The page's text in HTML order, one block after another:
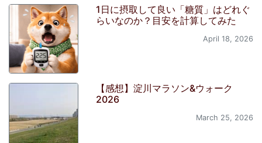
1日に摂取して良い「糖質」はどれぐ
らいなのか？目安を計算してみた
April 18, 2026
【感想】淀川マラソン&ウォーク
2026
March 25, 2026